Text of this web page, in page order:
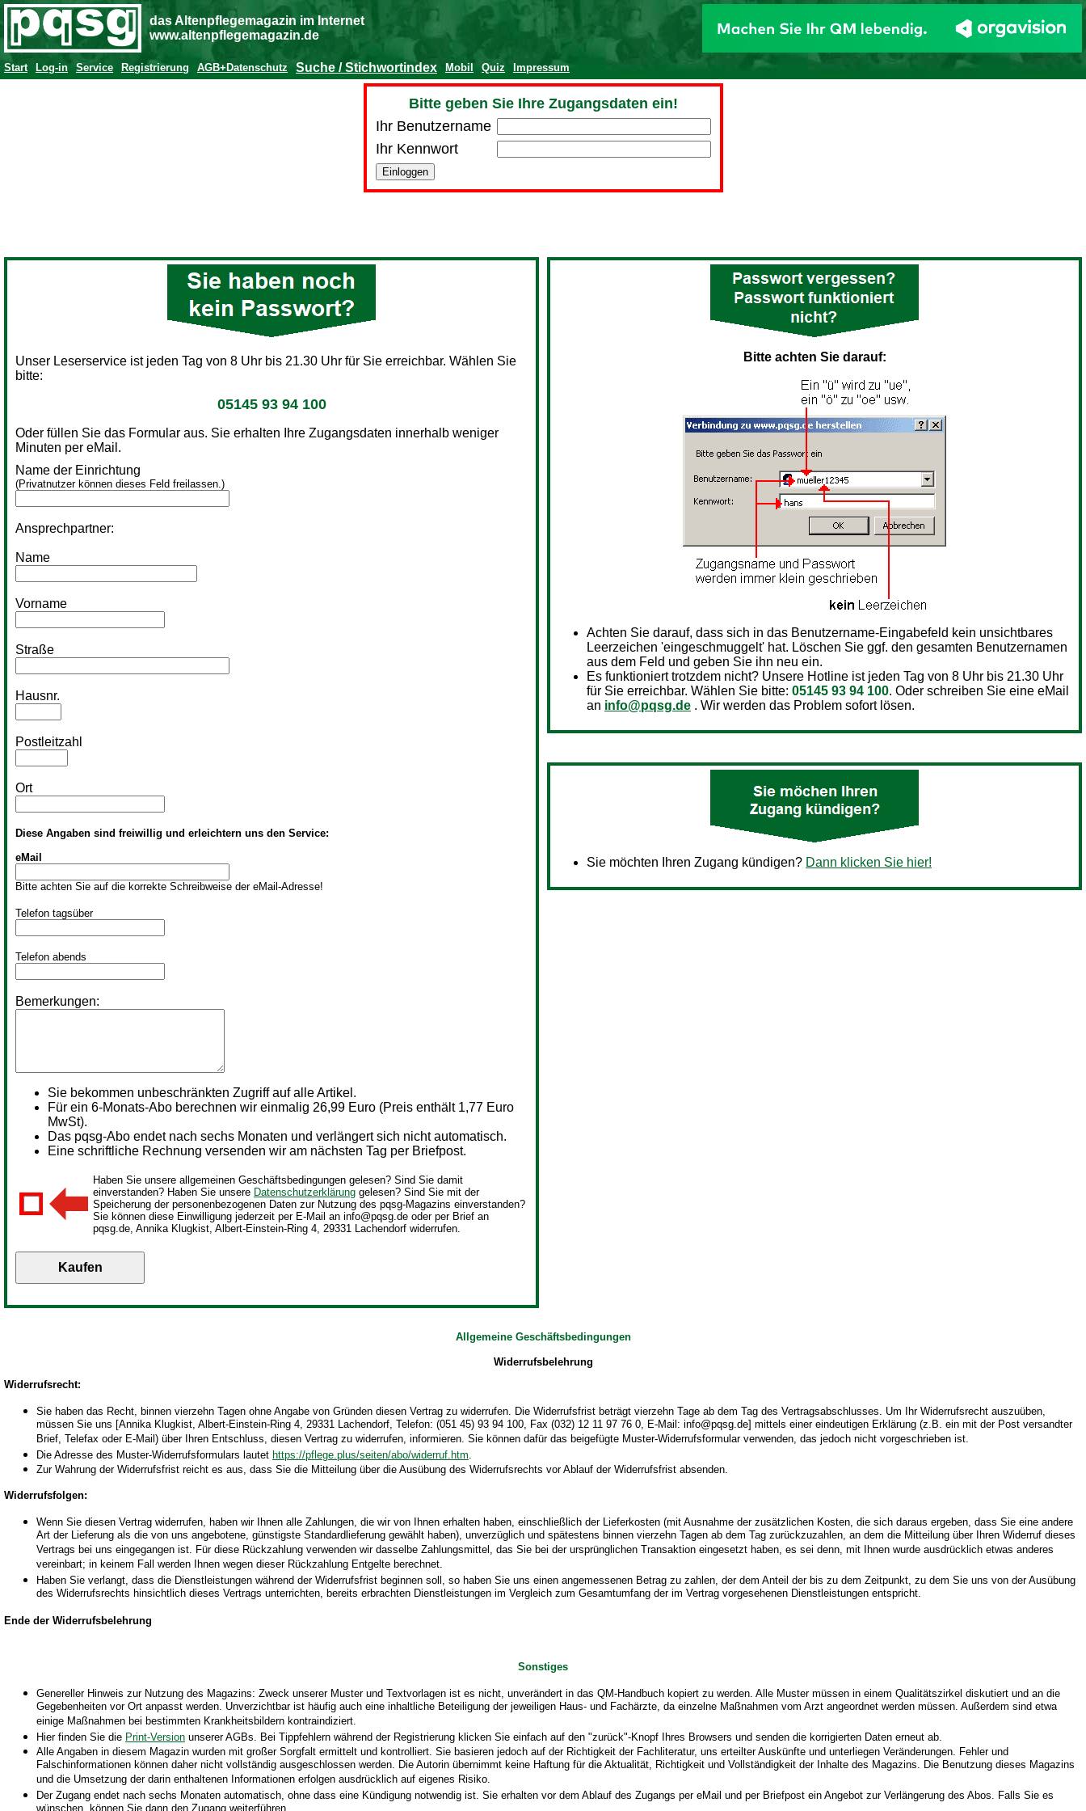
das Altenpflegemagazin im Internet
www.altenpflegemagazin.de
Start Log-in Service Registrierung AGB+Datenschutz Suche / Stichwortindex Mobil Quiz Impressum
Bitte geben Sie Ihre Zugangsdaten ein!
Ihr Benutzername
Ihr Kennwort
Unser Leserservice ist jeden Tag von 8 Uhr bis 21.30 Uhr für Sie erreichbar. Wählen Sie
bitte:
05145 93 94 100
Oder füllen Sie das Formular aus. Sie erhalten Ihre Zugangsdaten innerhalb weniger
Minuten per eMail.
Name der Einrichtung
(Privatnutzer können dieses Feld freilassen.)
Ansprechpartner:
Name
Vorname
Straße
Hausnr.
Postleitzahl
Ort
Diese Angaben sind freiwillig und erleichtern uns den Service:
eMail
Bitte achten Sie auf die korrekte Schreibweise der eMail-Adresse!
Telefon tagsüber
Telefon abends
Bemerkungen:
Sie bekommen unbeschränkten Zugriff auf alle Artikel.
Für ein 6-Monats-Abo berechnen wir einmalig 26,99 Euro (Preis enthält 1,77 Euro
MwSt).
Das pqsg-Abo endet nach sechs Monaten und verlängert sich nicht automatisch.
Eine schriftliche Rechnung versenden wir am nächsten Tag per Briefpost.
Haben Sie unsere allgemeinen Geschäftsbedingungen gelesen? Sind Sie damit
einverstanden? Haben Sie unsere Datenschutzerklärung gelesen? Sind Sie mit der
Speicherung der personenbezogenen Daten zur Nutzung des pqsg-Magazins einverstanden?
Sie können diese Einwilligung jederzeit per E-Mail an info@pqsg.de oder per Brief an
pqsg.de, Annika Klugkist, Albert-Einstein-Ring 4, 29331 Lachendorf widerrufen.
Bitte achten Sie darauf:
Achten Sie darauf, dass sich in das Benutzername-Eingabefeld kein unsichtbares
Leerzeichen 'eingeschmuggelt' hat. Löschen Sie ggf. den gesamten Benutzernamen
aus dem Feld und geben Sie ihn neu ein.
Es funktioniert trotzdem nicht? Unsere Hotline ist jeden Tag von 8 Uhr bis 21.30 Uhr
für Sie erreichbar. Wählen Sie bitte: 05145 93 94 100. Oder schreiben Sie eine eMail
an info@pqsg.de . Wir werden das Problem sofort lösen.
Sie möchten Ihren Zugang kündigen? Dann klicken Sie hier!
Allgemeine Geschäftsbedingungen
Widerrufsbelehrung
Widerrufsrecht:
Sie haben das Recht, binnen vierzehn Tagen ohne Angabe von Gründen diesen Vertrag zu widerrufen. Die Widerrufsfrist beträgt vierzehn Tage ab dem Tag des Vertragsabschlusses. Um Ihr Widerrufsrecht auszuüben,
müssen Sie uns [Annika Klugkist, Albert-Einstein-Ring 4, 29331 Lachendorf, Telefon: (051 45) 93 94 100, Fax (032) 12 11 97 76 0, E-Mail: info@pqsg.de] mittels einer eindeutigen Erklärung (z.B. ein mit der Post versandter
Brief, Telefax oder E-Mail) über Ihren Entschluss, diesen Vertrag zu widerrufen, informieren. Sie können dafür das beigefügte Muster-Widerrufsformular verwenden, das jedoch nicht vorgeschrieben ist.
Die Adresse des Muster-Widerrufsformulars lautet https://pflege.plus/seiten/abo/widerruf.htm.
Zur Wahrung der Widerrufsfrist reicht es aus, dass Sie die Mitteilung über die Ausübung des Widerrufsrechts vor Ablauf der Widerrufsfrist absenden.
Widerrufsfolgen:
Wenn Sie diesen Vertrag widerrufen, haben wir Ihnen alle Zahlungen, die wir von Ihnen erhalten haben, einschließlich der Lieferkosten (mit Ausnahme der zusätzlichen Kosten, die sich daraus ergeben, dass Sie eine andere
Art der Lieferung als die von uns angebotene, günstigste Standardlieferung gewählt haben), unverzüglich und spätestens binnen vierzehn Tagen ab dem Tag zurückzuzahlen, an dem die Mitteilung über Ihren Widerruf dieses
Vertrags bei uns eingegangen ist. Für diese Rückzahlung verwenden wir dasselbe Zahlungsmittel, das Sie bei der ursprünglichen Transaktion eingesetzt haben, es sei denn, mit Ihnen wurde ausdrücklich etwas anderes
vereinbart; in keinem Fall werden Ihnen wegen dieser Rückzahlung Entgelte berechnet.
Haben Sie verlangt, dass die Dienstleistungen während der Widerrufsfrist beginnen soll, so haben Sie uns einen angemessenen Betrag zu zahlen, der dem Anteil der bis zu dem Zeitpunkt, zu dem Sie uns von der Ausübung
des Widerrufsrechts hinsichtlich dieses Vertrags unterrichten, bereits erbrachten Dienstleistungen im Vergleich zum Gesamtumfang der im Vertrag vorgesehenen Dienstleistungen entspricht.
Ende der Widerrufsbelehrung
Sonstiges
Genereller Hinweis zur Nutzung des Magazins: Zweck unserer Muster und Textvorlagen ist es nicht, unverändert in das QM-Handbuch kopiert zu werden. Alle Muster müssen in einem Qualitätszirkel diskutiert und an die
Gegebenheiten vor Ort anpasst werden. Unverzichtbar ist häufig auch eine inhaltliche Beteiligung der jeweiligen Haus- und Fachärzte, da einzelne Maßnahmen vom Arzt angeordnet werden müssen. Außerdem sind etwa
einige Maßnahmen bei bestimmten Krankheitsbildern kontraindiziert.
Hier finden Sie die Print-Version unserer AGBs. Bei Tippfehlern während der Registrierung klicken Sie einfach auf den "zurück"-Knopf Ihres Browsers und senden die korrigierten Daten erneut ab.
Alle Angaben in diesem Magazin wurden mit großer Sorgfalt ermittelt und kontrolliert. Sie basieren jedoch auf der Richtigkeit der Fachliteratur, uns erteilter Auskünfte und unterliegen Veränderungen. Fehler und
Falschinformationen können daher nicht vollständig ausgeschlossen werden. Die Autorin übernimmt keine Haftung für die Aktualität, Richtigkeit und Vollständigkeit der Inhalte des Magazins. Die Benutzung dieses Magazins
und die Umsetzung der darin enthaltenen Informationen erfolgen ausdrücklich auf eigenes Risiko.
Der Zugang endet nach sechs Monaten automatisch, ohne dass eine Kündigung notwendig ist. Sie erhalten vor dem Ablauf des Zugangs per eMail und per Briefpost ein Angebot zur Verlängerung des Abos. Falls Sie es